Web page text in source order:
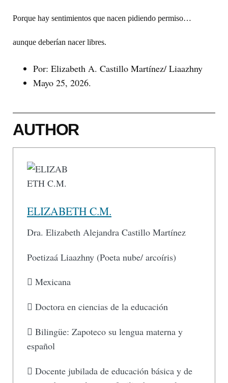
Porque hay sentimientos que nacen pidiendo permiso…
aunque deberían nacer libres.
Por: Elizabeth A. Castillo Martínez/ Liaazhny
Mayo 25, 2026.
AUTHOR
ELIZABETH C.M.
Dra. Elizabeth Alejandra Castillo Martínez
Poetizaá Liaazhny (Poeta nube/ arcoíris)
 Mexicana
 Doctora en ciencias de la educación
 Bilingüe: Zapoteco su lengua materna y
español
 Docente jubilada de educación básica y de